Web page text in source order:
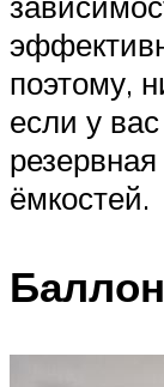
поэтому,
если у
ёмкостей.